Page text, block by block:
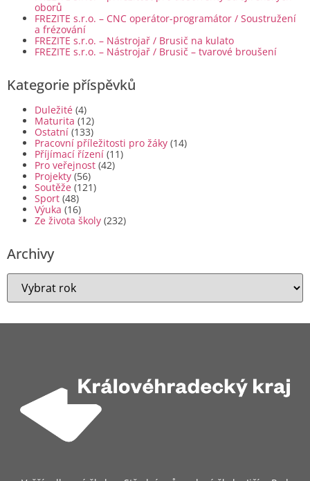
oborů
FREZITE s.r.o. – CNC operátor-programátor / Soustružení
a frézování
FREZITE s.r.o. – Nástrojař / Brusič na kulato
FREZITE s.r.o. – Nástrojař / Brusič – tvarové broušení
Kategorie příspěvků
Duležité (4)
Maturita (12)
Ostatní (133)
Pracovní příležitosti pro žáky (14)
Příjímací řízení (11)
Pro veřejnost (42)
Projekty (56)
Soutěže (121)
Sport (48)
Výuka (16)
Ze života školy (232)
Archivy